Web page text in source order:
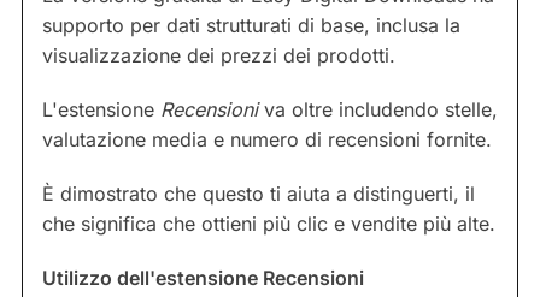
supporto per dati strutturati di base, inclusa la
visualizzazione dei prezzi dei prodotti.
L'estensione Recensioniva oltre includendo stelle,
valutazione media e numero di recensioni fornite.
È dimostrato che questo ti aiuta a distinguerti, il
che significa che ottieni più clic e vendite più alte.
Utilizzo dell'estensione Recensioni